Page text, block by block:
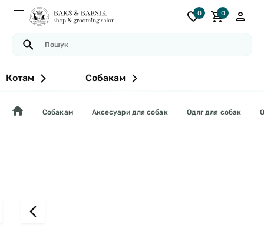
0 0
Котам Собакам
Собакам Аксесуари для собак Одяг для собак